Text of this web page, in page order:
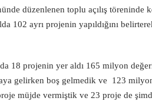
düzenlenen toplu açılış töreninde
102 ayrı projenin yapıldığını
18 projenin yer aldı 165 milyon
gelirken boş gelmedik ve 123
müjde vermiştik ve 23 proje de